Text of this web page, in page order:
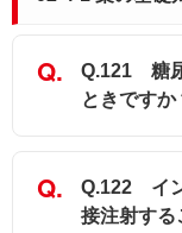
Q.121 糖
ときですか
Q.122 イ
接注射する